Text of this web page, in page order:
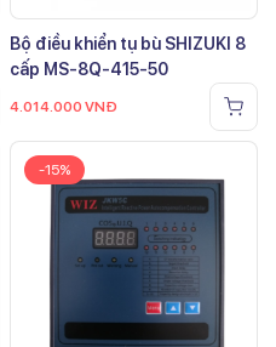
Bộ điều khiển tụ bù SHIZUKI 8
cấp MS-8Q-415-50
4.014.000 VNĐ
-15%